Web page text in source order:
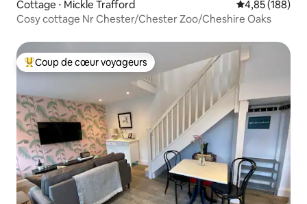
Cottage ⋅ Mickle Trafford Évaluation
4,85 (188)
Cosy cottage Nr Chester/Chester Zoo/Cheshire Oaks
Coups de cœur voyageurs les plus appréciés
Coup de cœur voyageurs